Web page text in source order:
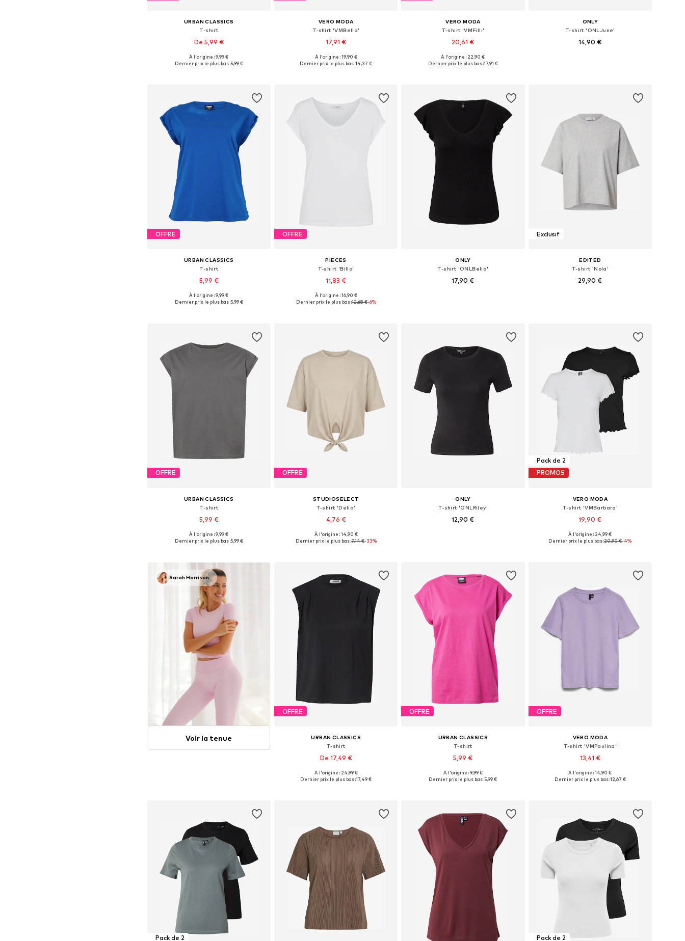
URBAN CLASSICS
T-shirt
De 5,99 €
+37
Tailles disponibles: XS, S, M, L, XL, XXL
À l'origine : 9,99 €
Dernier prix le plus bas :5,99 €
VERO MODA
T-shirt 'VMBella'
17,91 €
Tailles disponibles: XS, S, M, L, XL
À l'origine : 19,90 €
Dernier prix le plus bas :14,37 €
VERO MODA
T-shirt 'VMFilli'
20,61 €
+9
Tailles disponibles: XS, S, M, L, XL, XXL
À l'origine : 22,90 €
Dernier prix le plus bas :17,91 €
ONLY
T-shirt 'ONLJune'
14,90 €
OFFRE
URBAN CLASSICS
T-shirt
5,99 €
+37
Tailles disponibles: XS, S, M
À l'origine : 9,99 €
Dernier prix le plus bas :5,99 €
OFFRE
PIECES
T-shirt 'Billo'
11,83 €
Tailles disponibles: XS, M, L, XL
À l'origine : 16,90 €
Dernier prix le plus bas :12,68 €-6%
ONLY
T-shirt 'ONLBelia'
17,90 €
Exclusif
EDITED
T-shirt 'Nola'
29,90 €
OFFRE
URBAN CLASSICS
T-shirt
5,99 €
+37
Tailles disponibles: XS, S, M, L
À l'origine : 9,99 €
Dernier prix le plus bas :5,99 €
OFFRE
STUDIOSELECT
T-shirt 'Delia'
4,76 €
Tailles disponibles: XS, S, M, L
À l'origine : 14,90 €
Dernier prix le plus bas :7,14 €-33%
ONLY
T-shirt 'ONLRiley'
12,90 €
Pack de 2
PROMOS
VERO MODA
T-shirt 'VMBarbara'
19,90 €
Tailles disponibles: XS, S, M, L, XL
À l'origine : 24,99 €
Dernier prix le plus bas :20,90 €-4%
Sarah Harrison
Voir la tenue
OFFRE
URBAN CLASSICS
T-shirt
De 17,49 €
Disponible en plusieurs tailles
À l'origine : 24,99 €
Dernier prix le plus bas :17,49 €
OFFRE
URBAN CLASSICS
T-shirt
5,99 €
+37
Tailles disponibles: M, L, XL
À l'origine : 9,99 €
Dernier prix le plus bas :5,99 €
OFFRE
VERO MODA
T-shirt 'VMPaulina'
13,41 €
+28
Tailles disponibles: XS, S, M, L
À l'origine : 14,90 €
Dernier prix le plus bas :12,67 €
Pack de 2 Pack de 2